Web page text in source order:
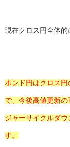
現在クロス円全体的
ポンド円はクロス
で、今後高値更新
ジャーサイクルダウ
す。